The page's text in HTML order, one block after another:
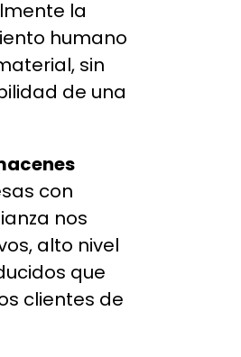
la
humano
sin
de una
con
nos
alto nivel
que
clientes de